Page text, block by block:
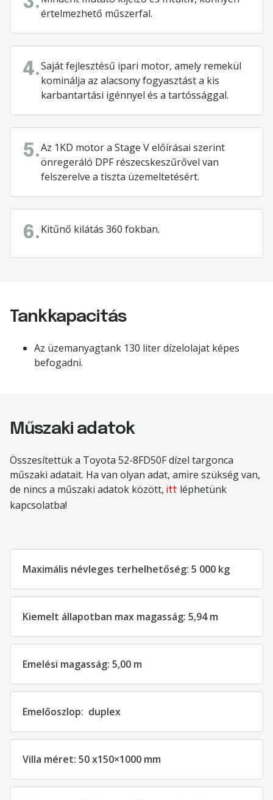
értelmezhető műszerfal.
4.Sajátfejlesztésű ipari motor, amely remekül
kominálja az alacsonyfogyasztásta kis
karbantartási igénnyel és a tartóssággal.
5.Az 1KD motor a Stage Velőírásai szerint
önregeráló DPFrészecskeszűrővel van
felszerelve a tiszta üzemeltetésért.
6.Kitűnő kilátás 360 fokban.
Tankkapacitás
Az üzemanyagtank 130 liter dízelolajat képes
befogadni.
Műszaki adatok
Összesítettük a Toyota 52-8FD50Fdízel targonca
műszaki adatait. Ha van olyan adat, amire szükség van,
de nincs a műszaki adatok között, itt léphetünk
kapcsolatba!
Maximális névleges terhelhetőség: 5 000 kg
Kiemelt állapotban max magasság: 5,94m
Emelési magasság: 5,00 m
Emelőoszlop: duplex
Villa méret: 50 x150×1000 mm